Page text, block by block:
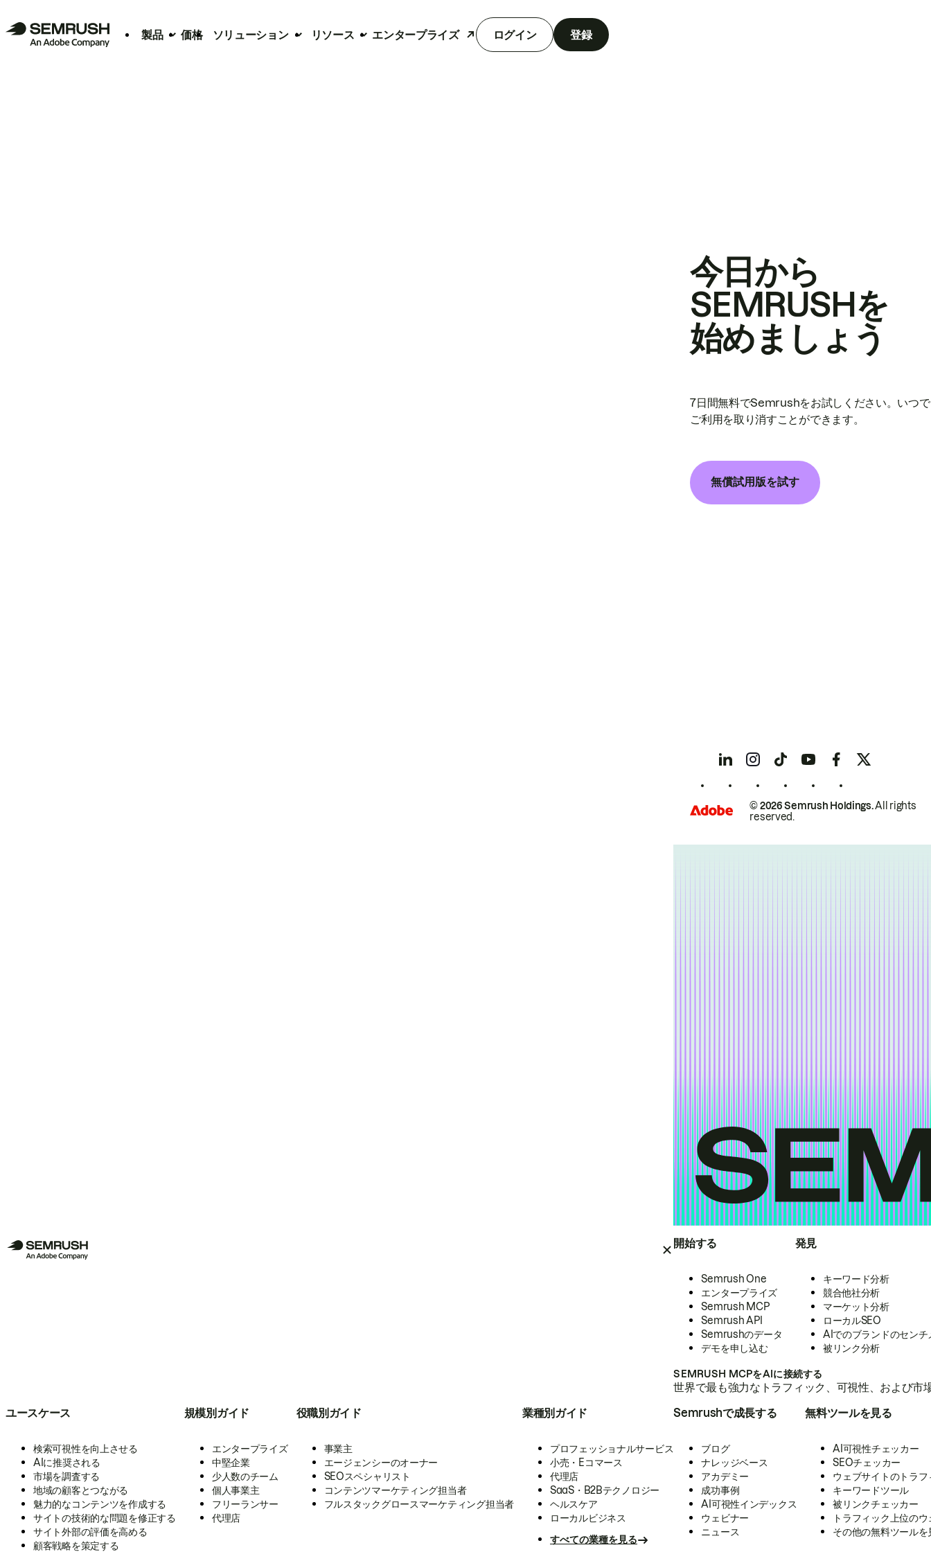
製品 価格 ソリューション リソース エンタープライズ ログイン 登録
開始する
Semrush One
エンタープライズ
Semrush MCP
Semrush API
Semrushのデータ
デモを申し込む
発見
キーワード分析
競合他社分析
マーケット分析
ローカルSEO
AIでのブランドのセンチ
被リンク分析
SEMRUSH MCPをAIに接続する
世界で最も強力なトラフィック、可視性、および
ユースケース
検索可視性を向上させる
AIに推奨される
市場を調査する
地域の顧客とつながる
魅力的なコンテンツを作成する
サイトの技術的な問題を修正する
サイト外部の評価を高める
顧客戦略を策定する
規模別ガイド
エンタープライズ
中堅企業
少人数のチーム
個人事業主
フリーランサー
代理店
役職別ガイド
事業主
エージェンシーのオーナー
SEOスペシャリスト
コンテンツマーケティング担当者
フルスタックグロースマーケティング担当者
業種別ガイド
プロフェッショナルサービス
小売・Eコマース
代理店
SaaS・B2Bテクノロジー
ヘルスケア
ローカルビジネス
すべての業種を見る
Semrushで成長する
ブログ
ナレッジベース
アカデミー
成功事例
AI可視性インデックス
ウェビナー
ニュース
無料ツールを見る
AI可視性チェッカー
SEOチェッカー
ウェブサイトのトラ
キーワードツール
被リンクチェッカー
トラフィック上位の
その他の無料ツールを
今日から
SEMRUSHを
始めましょう
7日間無料でSemrushをお試しください。いつ
ご利用を取り消すことができます。
無償試用版を試す
© 2026 Semrush Holdings.All rights
reserved.